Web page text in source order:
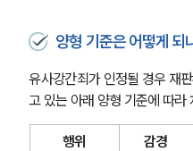
양형 기준은 어떻게 되
유사강간죄가 인정될 경우 재
고 있는 아래 양형 기준에 따라
행위 감경